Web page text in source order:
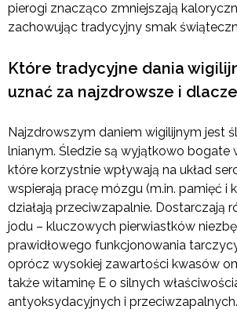
pierogi znacząco zmniejszają
zachowując tradycyjny smak
Które tradycyjne dania
uznać za najzdrowsze i
Najzdrowszym daniem wigilijnym jest
lnianym. Śledzie są wyjątkowo bogate
które korzystnie wpływają na układ
wspierają pracę mózgu (m.in. pamięć i
działają przeciwzapalnie. Dostarczają
jodu – kluczowych pierwiastków
prawidłowego funkcjonowania
oprócz wysokiej zawartości kwasów
także witaminę E o silnych
antyoksydacyjnych i przeciwzapalnych.